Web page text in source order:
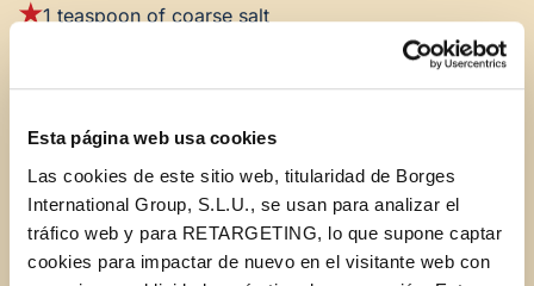
Esta página web usa cookies
Las cookies de este sitio web, titularidad de Borges
International Group, S.L.U., se usan para analizar el
tráfico web y para RETARGETING, lo que supone captar
cookies para impactar de nuevo en el visitante web con
1 teaspoon of coarse salt
1 tablespoon of STAR red vinegar
4 bay leaves
1 oz oregano